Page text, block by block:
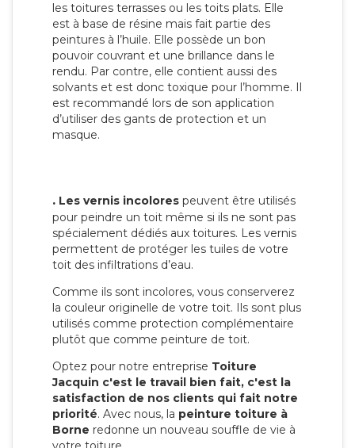
les toitures terrasses ou les toits plats. Elle
est à base de résine mais fait partie des
peintures à l’huile. Elle possède un bon
pouvoir couvrant et une brillance dans le
rendu. Par contre, elle contient aussi des
solvants et est donc toxique pour l’homme. Il
est recommandé lors de son application
d’utiliser des gants de protection et un
masque.
. Les vernis incolores peuvent être utilisés
pour peindre un toit même si ils ne sont pas
spécialement dédiés aux toitures. Les vernis
permettent de protéger les tuiles de votre
toit des infiltrations d’eau.
Comme ils sont incolores, vous conserverez
la couleur originelle de votre toit. Ils sont plus
utilisés comme protection complémentaire
plutôt que comme peinture de toit.
Optez pour notre entreprise Toiture
Jacquin c'est le travail bien fait, c'est la
satisfaction de nos clients qui fait notre
priorité. Avec nous, la peinture toiture à
Borne redonne un nouveau souffle de vie à